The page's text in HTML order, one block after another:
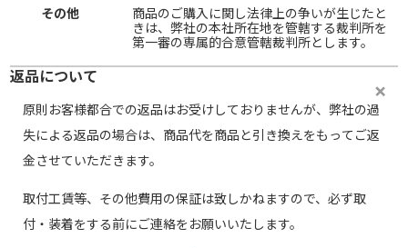
その他
商品のご購入に関し法律上の争いが生じたと
きは、弊社の本社所在地を管轄する裁判所を
第一審の専属的合意管轄裁判所とします。
返品について
原則お客様都合での返品はお受けしておりませんが、弊社の過
失による返品の場合は、商品代を商品と引き換えをもってご返
金させていただきます。
取付工賃等、その他費用の保証は致しかねますので、必ず取
付・装着をする前にご連絡をお願いいたします。